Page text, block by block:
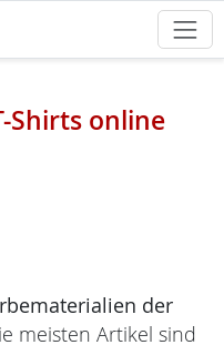
Shirts online
der
meisten Artikel sind